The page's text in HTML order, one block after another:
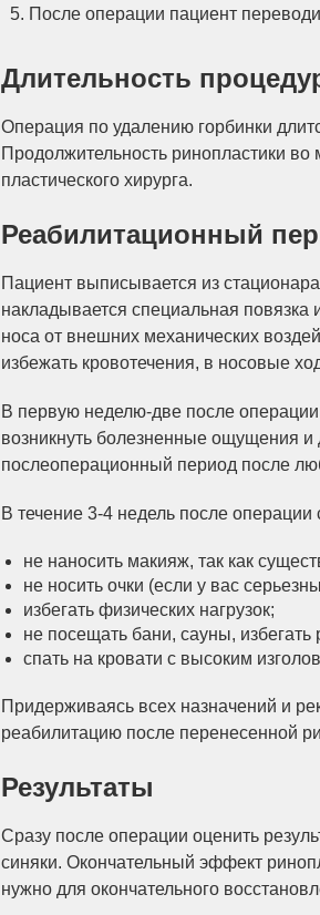
После операции пациент
Длительность
Операция по удалению горбинки
Продолжительность ринопластики во
пластического хирурга.
Реабилитационный
Пациент выписывается из
накладывается специальная
носа от внешних механических
избежать кровотечения, в носовые
В первую неделю-две после операции
возникнуть болезненные ощущения и
послеоперационный период после
В течение 3-4 недель после
не наносить макияж, так как
не носить очки (если у вас
избегать физических нагрузок;
не посещать бани, сауны,
спать на кровати с высоким
Придерживаясь всех назначений и
реабилитацию после перенесенной
Результаты
Сразу после операции оценить
синяки. Окончательный эффект
нужно для окончательного